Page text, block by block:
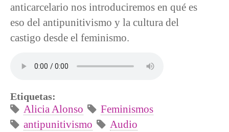
anticarcelario nos introduciremos en qué es
eso del antipunitivismo y la cultura del
castigo desde el feminismo.
Etiquetas:
Alicia Alonso
Feminismos
antipunitivismo
Audio